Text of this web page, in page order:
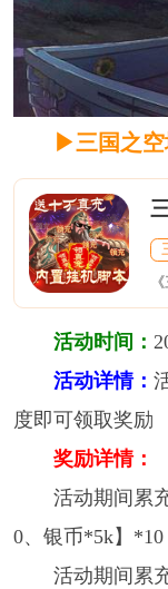
▶三国之
活动时间：
活动详情：
度即可领取奖励
奖励详情：
活动期间累
0、银币*5k】*10
活动期间累